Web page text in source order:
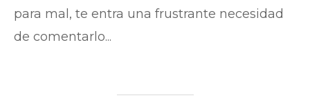
para mal, te entra una frustrante necesidad
de comentarlo...